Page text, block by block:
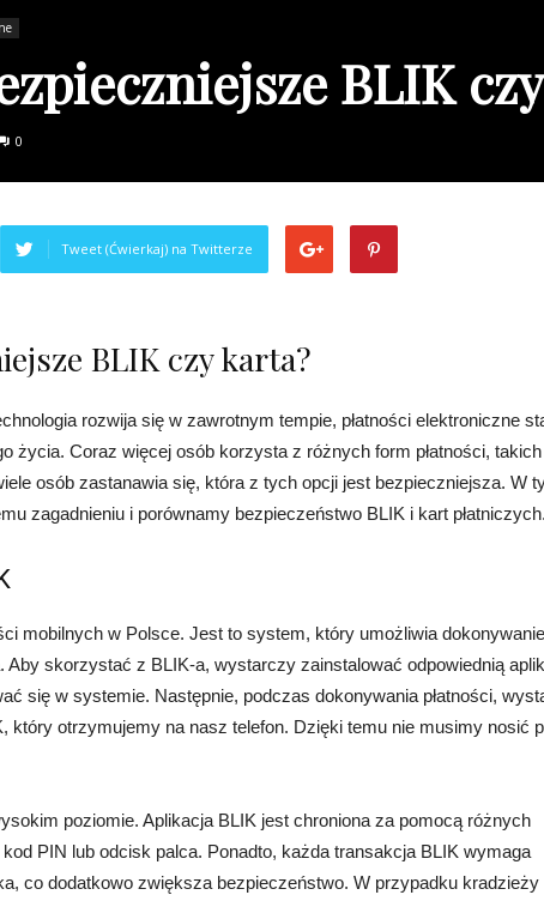
BLIK
0
Tweet (Ćwierkaj) na Twitterze
BLIK czy karta?
rozwija się w zawrotnym tempie, płatności elektroniczne
życia. Coraz więcej osób korzysta z różnych form płatności,
osób zastanawia się, która z tych opcji jest bezpieczniejsza. W
zagadnieniu i porównamy bezpieczeństwo BLIK i kart płatniczych.
mobilnych w Polsce. Jest to system, który umożliwia dokonywanie
Aby skorzystać z BLIK-a, wystarczy zainstalować odpowiednią
się w systemie. Następnie, podczas dokonywania płatności,
który otrzymujemy na nasz telefon. Dzięki temu nie musimy nosić
poziomie. Aplikacja BLIK jest chroniona za pomocą różnych
PIN lub odcisk palca. Ponadto, każda transakcja BLIK wymaga
co dodatkowo zwiększa bezpieczeństwo. W przypadku kradzieży